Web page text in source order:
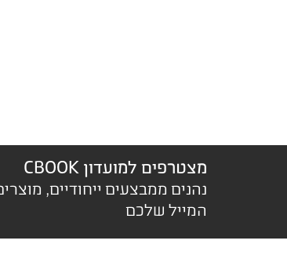
מצטרפים למועדון CBOOK
נהנים ממבצעים ייחודיים,
המייל שלכם